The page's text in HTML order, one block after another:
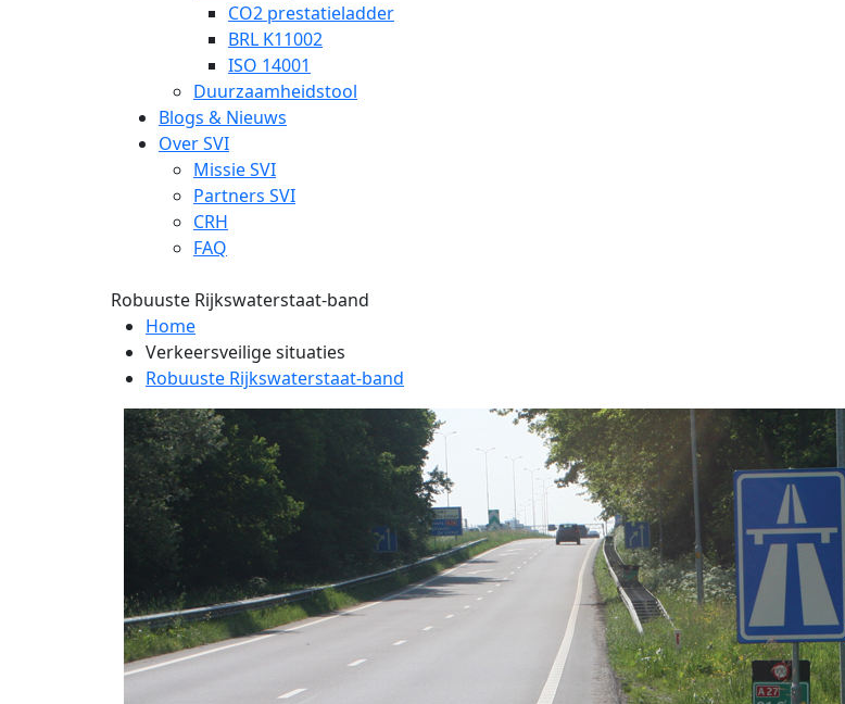
CO2 prestatieladder
BRL K11002
ISO 14001
Duurzaamheidstool
Blogs & Nieuws
Over SVI
Missie SVI
Partners SVI
CRH
FAQ
Robuuste Rijkswaterstaat-band
Home
Verkeersveilige situaties
Robuuste Rijkswaterstaat-band